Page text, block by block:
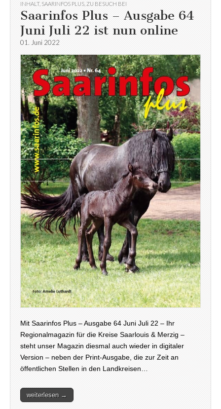
INHALT, SAARINFOS PLUS ZU BESUCH BEI
Saarinfos Plus – Ausgabe 64
Juni Juli 22 ist nun online
01. Juni 2022
Mit Saarinfos Plus – Ausgabe 64 Juni Juli 22 – Ihr
Regionalmagazin für die Kreise Saarlouis & Merzig –
steht unser Magazin diesmal auch wieder in digitaler
Version – neben der Print-Ausgabe, die zur Zeit an
öffentlichen Stellen in den Landkreisen…
weiterlesen →